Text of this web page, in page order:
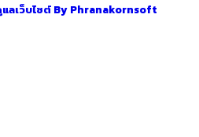
ลเว็บไซต์ By Phranakornsoft